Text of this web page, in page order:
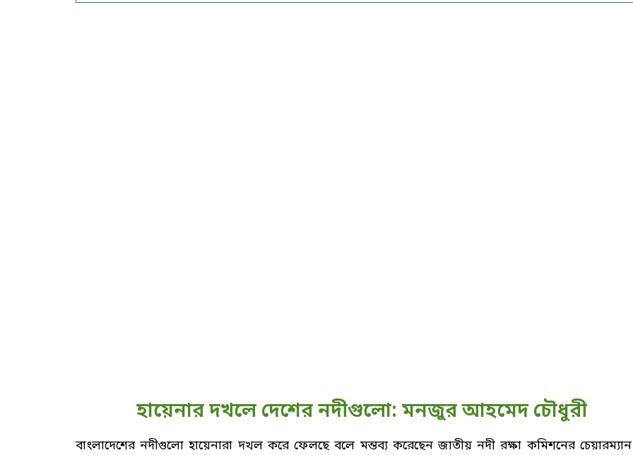
হায়েনার দখলে দেশের নদীগুলো: মনজুর আহমেদ চৌধুরী
বাংলাদেশের নদীগুলো হায়েনারা দখল করে ফেলছে বলে মন্তব্য করেছেন জাতীয় নদী রক্ষা কমিশনের